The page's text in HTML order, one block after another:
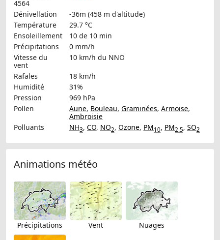
4564
Dénivellation
-36m (458 m d'altitude)
Température
29.7 °C
Ensoleillement
10 de 10 min
Précipitations
0 mm/h
Vitesse du
vent
10 km/h du NNO
Rafales
18 km/h
Humidité
31%
Pression
969 hPa
Pollen
Aune, Bouleau, Graminées, Armoise,
Ambroisie
Polluants
NH3, CO, NO2, Ozone, PM10, PM2.5, SO2
Animations météo
Précipitations Vent Nuages